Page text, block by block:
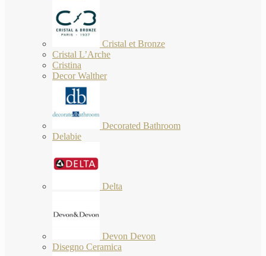
Cristal et Bronze
Cristal L’Arche
Cristina
Decor Walther
Decorated Bathroom
Delabie
Delta
Devon Devon
Disegno Ceramica